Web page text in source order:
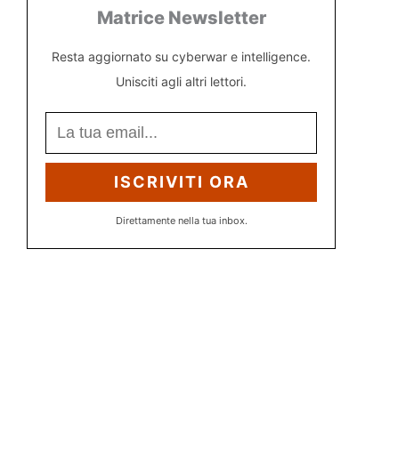
Matrice Newsletter
Resta aggiornato su cyberwar e intelligence.
Unisciti agli altri lettori.
ISCRIVITI ORA
Direttamente nella tua inbox.